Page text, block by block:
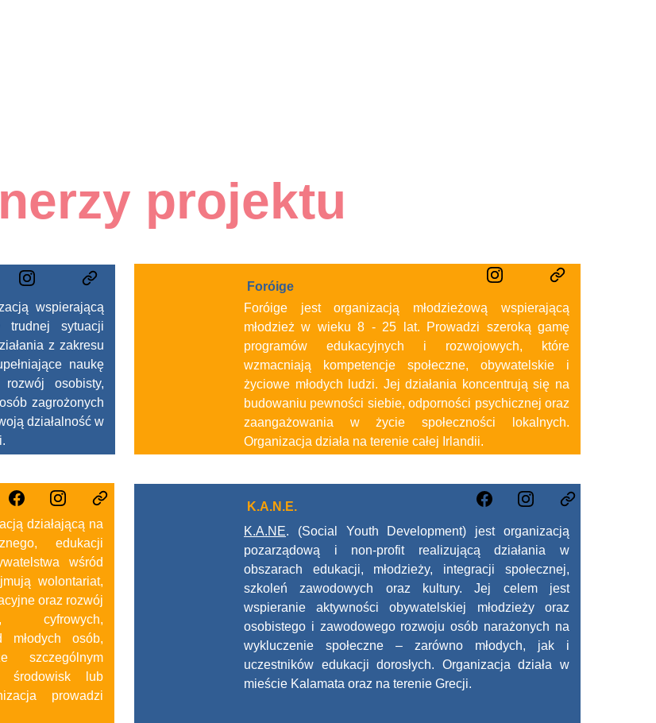
projektu
wspierającą
sytuacji
z zakresu
naukę
osobisty,
zagrożonych
działalność w
działającą na
edukacji
wśród
wolontariat,
oraz rozwój
cyfrowych,
młodych osób,
środowisk lub
prowadzi
K.A.N.E.
K.A.NE. (Social Youth Development) jest organizacją
pozarządową i non-profit realizującą działania w
obszarach edukacji, młodzieży, integracji społecznej,
szkoleń zawodowych oraz kultury. Jej celem jest
wspieranie aktywności obywatelskiej młodzieży oraz
osobistego i zawodowego rozwoju osób narażonych na
wykluczenie społeczne – zarówno młodych, jak i
uczestników edukacji dorosłych. Organizacja działa w
mieście Kalamata oraz na terenie Grecji.
Foróige
Foróige jest organizacją młodzieżową wspierającą
młodzież w wieku 8 - 25 lat. Prowadzi szeroką gamę
programów edukacyjnych i rozwojowych, które
wzmacniają kompetencje społeczne, obywatelskie i
życiowe młodych ludzi. Jej działania koncentrują się na
budowaniu pewności siebie, odporności psychicznej oraz
zaangażowania w życie społeczności lokalnych.
Organizacja działa na terenie całej Irlandii.